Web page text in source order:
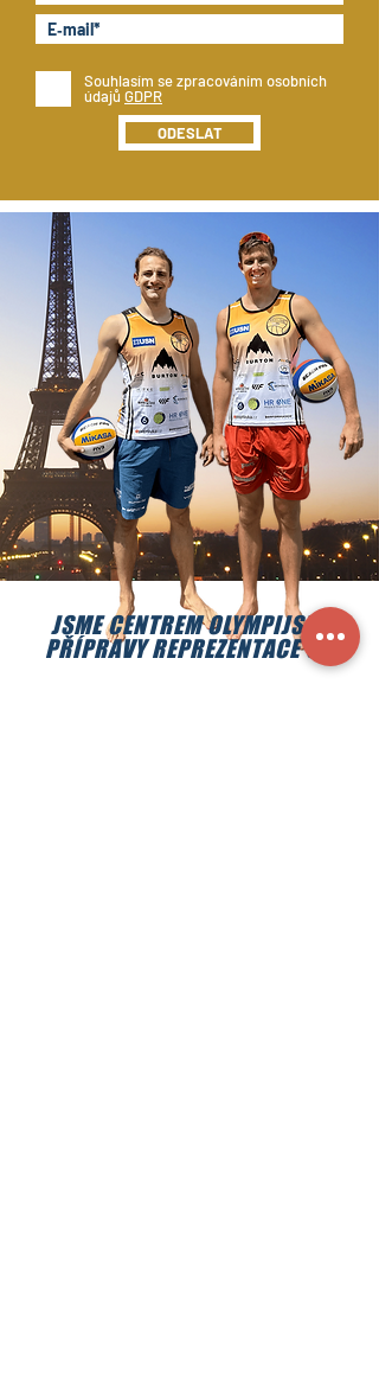
Souhlasím se zpracováním osobních
údajů GDPR
ODESLAT
JSME CENTREM OLYMPIJSKÉ
PŘÍPRAVY REPREZENTACE ČR